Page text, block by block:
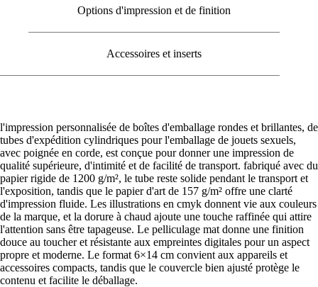
Options d'impression et de finition
Accessoires et inserts
l'impression personnalisée de boîtes d'emballage rondes et brillantes, de
tubes d'expédition cylindriques pour l'emballage de jouets sexuels,
avec poignée en corde, est conçue pour donner une impression de
qualité supérieure, d'intimité et de facilité de transport. fabriqué avec du
papier rigide de 1200 g/m², le tube reste solide pendant le transport et
l'exposition, tandis que le papier d'art de 157 g/m² offre une clarté
d'impression fluide. Les illustrations en cmyk donnent vie aux couleurs
de la marque, et la dorure à chaud ajoute une touche raffinée qui attire
l'attention sans être tapageuse. Le pelliculage mat donne une finition
douce au toucher et résistante aux empreintes digitales pour un aspect
propre et moderne. Le format 6×14 cm convient aux appareils et
accessoires compacts, tandis que le couvercle bien ajusté protège le
contenu et facilite le déballage.